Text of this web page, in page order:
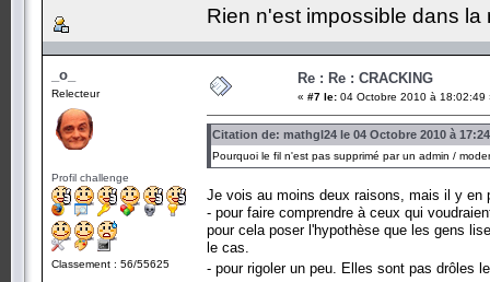
Rien n'est impossible dans
_o_
Relecteur
Profil challenge
Classement : 56/55625
Re : Re : CRACKING
« #7 le: 04 Octobre 2010 à 18:02:49
Citation de: mathgl24 le 04 Octobre 2010 à
Pourquoi le fil n'est pas supprimé par un admin /
Je vois au moins deux raisons, mais il y en
- pour faire comprendre à ceux qui
pour cela poser l'hypothèse que les gens
le cas.
- pour rigoler un peu. Elles sont pas drôles